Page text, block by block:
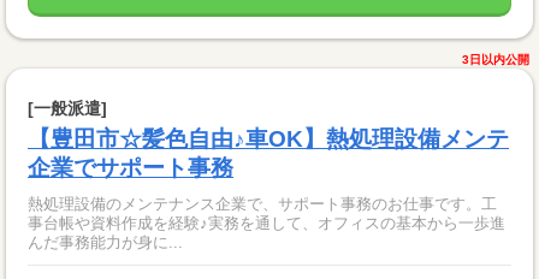
3日以内公開
[一般派遣]
【豊田市☆髪色自由♪車OK】熱処理設備メンテ
企業でサポート事務
熱処理設備のメンテナンス企業で、サポート事務のお仕事です。工
事台帳や資料作成を経験♪実務を通して、オフィスの基本から一歩進
んだ事務能力が身に...